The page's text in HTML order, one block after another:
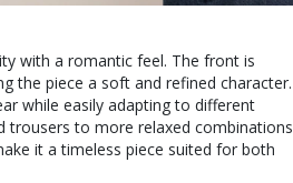
with a romantic feel. The front is
the piece a soft and refined character.
while easily adapting to different
to more relaxed combinations
it a timeless piece suited for both